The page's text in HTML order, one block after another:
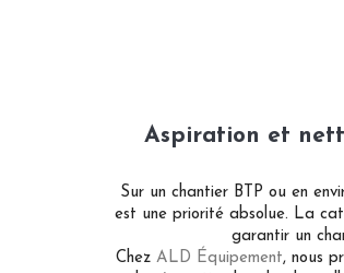
Aspiration et
Sur un chantier BTP ou en
est une priorité absolue. La
garantir un
Chez ALD Équipement, nous